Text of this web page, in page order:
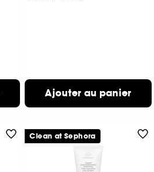
Ajouter au panier
Clean at Sephora